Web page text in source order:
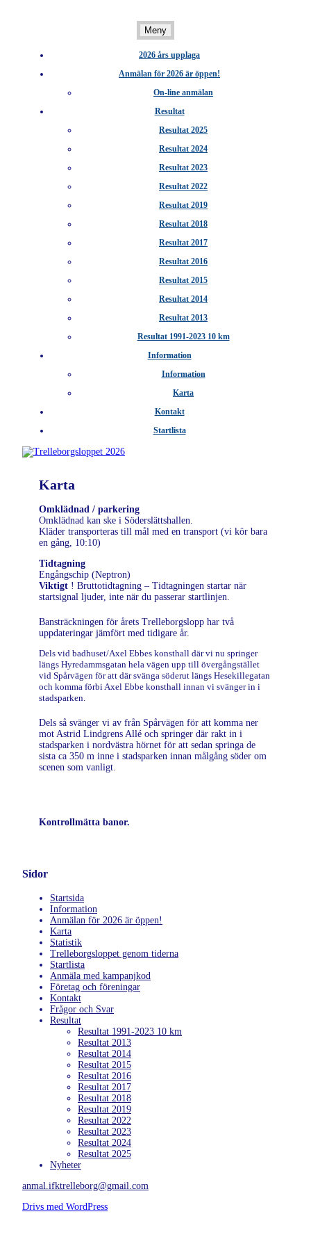
Trelleborgsloppet 2026
Meny
2026 års upplaga
Anmälan för 2026 är öppen!
On-line anmälan
Resultat
Resultat 2025
Resultat 2024
Resultat 2023
Resultat 2022
Resultat 2019
Resultat 2018
Resultat 2017
Resultat 2016
Resultat 2015
Resultat 2014
Resultat 2013
Resultat 1991-2023 10 km
Information
Information
Karta
Kontakt
Startlista
Karta
Omklädnad / parkering
Omklädnad kan ske i Söderslättshallen.
Kläder transporteras till mål med en transport (vi kör bara
en gång, 10:10)
Tidtagning
Engångschip (Neptron)
Viktigt ! Bruttotidtagning – Tidtagningen startar när
startsignal ljuder, inte när du passerar startlinjen.
Bansträckningen för årets Trelleborgslopp har två
uppdateringar jämfört med tidigare år.
Dels vid badhuset/Axel Ebbes konsthall där vi nu springer
längs Hyredammsgatan hela vägen upp till övergångstället
vid Spårvägen för att där svänga söderut längs Hesekillegatan
och komma förbi Axel Ebbe konsthall innan vi svänger in i
stadsparken.
Dels så svänger vi av från Spårvägen för att komma ner
mot Astrid Lindgrens Allé och springer där rakt in i
stadsparken i nordvästra hörnet för att sedan springa de
sista ca 350 m inne i stadsparken innan målgång söder om
scenen som vanligt.
Kontrollmätta banor.
Sidor
Startsida
Information
Anmälan för 2026 är öppen!
Karta
Statistik
Trelleborgsloppet genom tiderna
Startlista
Anmäla med kampanjkod
Företag och föreningar
Kontakt
Frågor och Svar
Resultat
Resultat 1991-2023 10 km
Resultat 2013
Resultat 2014
Resultat 2015
Resultat 2016
Resultat 2017
Resultat 2018
Resultat 2019
Resultat 2022
Resultat 2023
Resultat 2024
Resultat 2025
Nyheter
anmal.ifktrelleborg@gmail.com
Drivs med WordPress